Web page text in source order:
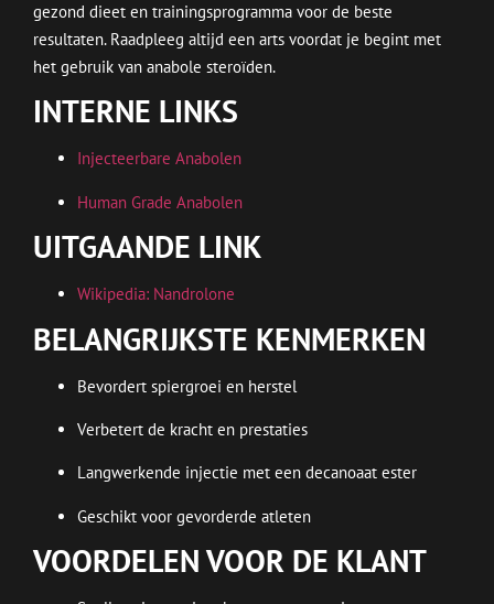
gezond dieet en trainingsprogramma voor de beste
resultaten. Raadpleeg altijd een arts voordat je begint met
het gebruik van anabole steroïden.
INTERNE LINKS
Injecteerbare Anabolen
Human Grade Anabolen
UITGAANDE LINK
Wikipedia: Nandrolone
BELANGRIJKSTE KENMERKEN
Bevordert spiergroei en herstel
Verbetert de kracht en prestaties
Langwerkende injectie met een decanoaat ester
Geschikt voor gevorderde atleten
VOORDELEN VOOR DE KLANT